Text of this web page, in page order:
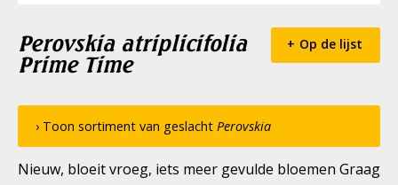
Perovskia atriplicifolia
Prime Time
Op de lijst
› Toon sortiment van geslacht Perovskia
Nieuw, bloeit vroeg, iets meer gevulde bloemen Graag